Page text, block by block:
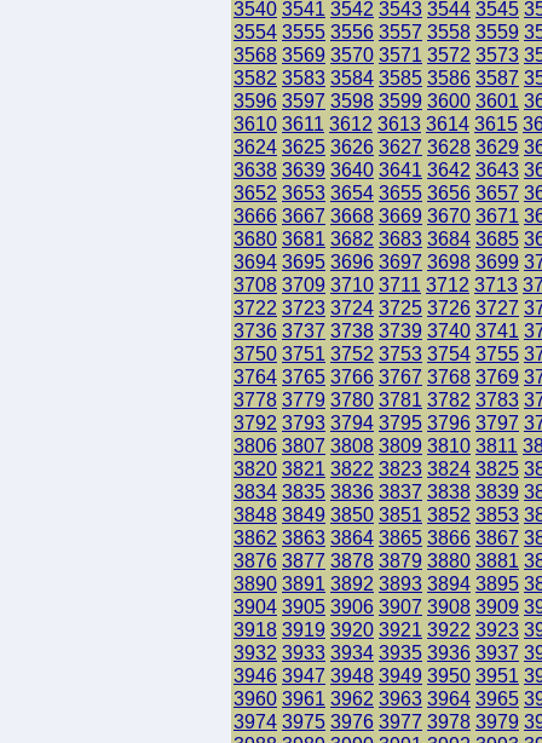
3540 3541 3542 3543 3544 3545
3554 3555 3556 3557 3558 3559
3568 3569 3570 3571 3572 3573
3582 3583 3584 3585 3586 3587
3596 3597 3598 3599 3600 3601
3610 3611 3612 3613 3614 3615
3624 3625 3626 3627 3628 3629
3638 3639 3640 3641 3642 3643
3652 3653 3654 3655 3656 3657
3666 3667 3668 3669 3670 3671
3680 3681 3682 3683 3684 3685
3694 3695 3696 3697 3698 3699
3708 3709 3710 3711 3712 3713
3722 3723 3724 3725 3726 3727
3736 3737 3738 3739 3740 3741
3750 3751 3752 3753 3754 3755
3764 3765 3766 3767 3768 3769
3778 3779 3780 3781 3782 3783
3792 3793 3794 3795 3796 3797
3806 3807 3808 3809 3810 3811
3820 3821 3822 3823 3824 3825
3834 3835 3836 3837 3838 3839
3848 3849 3850 3851 3852 3853
3862 3863 3864 3865 3866 3867
3876 3877 3878 3879 3880 3881
3890 3891 3892 3893 3894 3895
3904 3905 3906 3907 3908 3909
3918 3919 3920 3921 3922 3923
3932 3933 3934 3935 3936 3937
3946 3947 3948 3949 3950 3951
3960 3961 3962 3963 3964 3965
3974 3975 3976 3977 3978 3979